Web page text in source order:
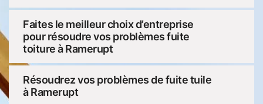
Faites le meilleur choix d’entreprise
pour résoudre vos problèmes fuite
toiture à Ramerupt
Résoudrez vos problèmes de fuite tuile
à Ramerupt